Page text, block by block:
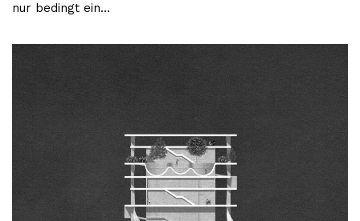
nur bedingt ein…